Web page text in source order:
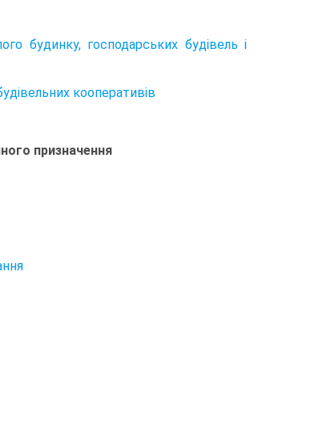
будинку, господарських будівель і
кооперативів
призначення